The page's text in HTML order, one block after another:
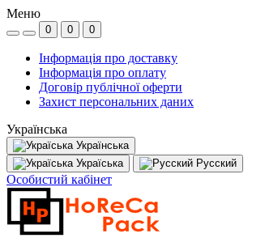
Меню
0 0 0
Інформація про доставку
Інформація про оплату
Договір публічної оферти
Захист персональних даних
Українська
Українська
Україська
Русский
Особистий кабінет